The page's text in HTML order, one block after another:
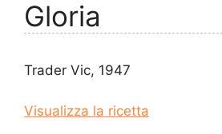
Gloria
Trader Vic, 1947
Visualizza la ricetta